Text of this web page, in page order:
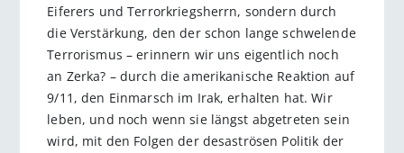
Eiferers und Terrorkriegsherrn, sondern durch
die Verstärkung, den der schon lange schwelende
Terrorismus – erinnern wir uns eigentlich noch
an Zerka? – durch die amerikanische Reaktion auf
9/11, den Einmarsch im Irak, erhalten hat. Wir
leben, und noch wenn sie längst abgetreten sein
wird, mit den Folgen der desaströsen Politik der